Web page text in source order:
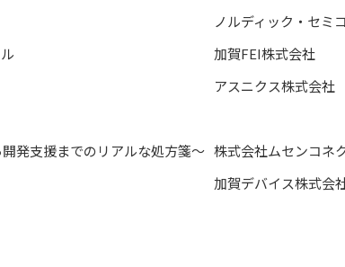
ノルディック・セミ
加賀FEI株式会社
アスニクス株式会社
発支援までのリアルな処方箋～ 株式会社ムセンコネ
加賀デバイス株式会